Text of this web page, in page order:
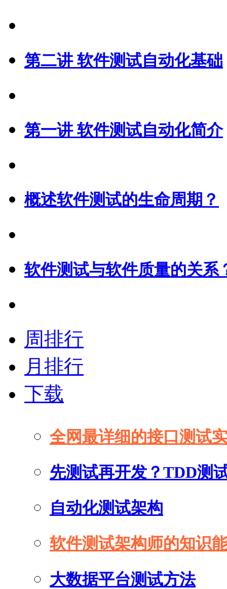
第二讲 软件测试自动化基础
第一讲 软件测试自动化简介
概述软件测试的生命周期？
软件测试与软件质量的关系
周排行
月排行
下载
全网最详细的接口测试
先测试再开发？TDD测
自动化测试架构
软件测试架构师的知识
大数据平台测试方法